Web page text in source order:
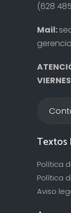
(628
Mail:
Textos
Política
Política
Aviso